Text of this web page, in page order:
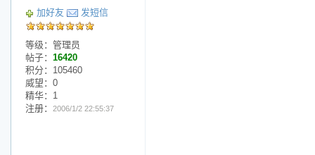
加好友 发短信
等级：管理员
帖子： 16420
积分：105460
威望：0
精华：1
注册：
2006/1/2 22:55:37